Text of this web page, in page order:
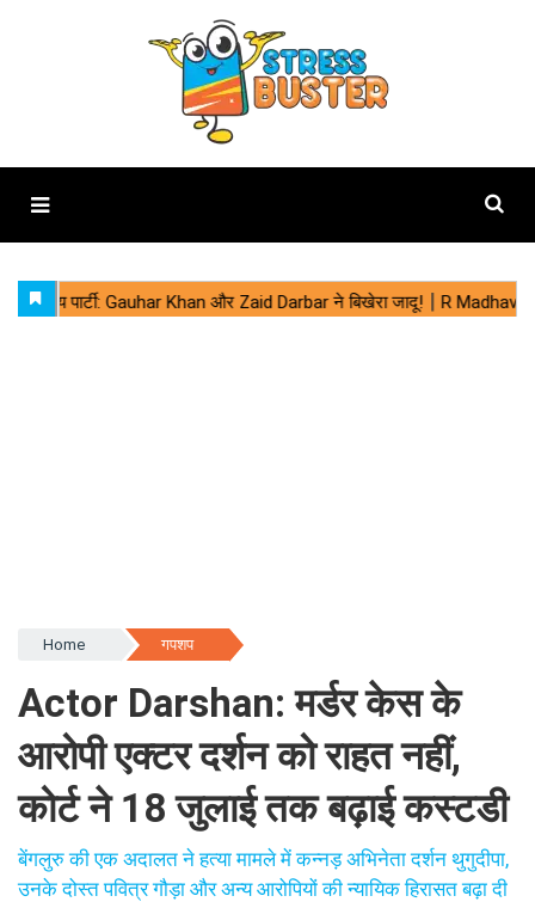
Home गपशप
Actor Darshan: मर्डर केस के
आरोपी एक्टर दर्शन को राहत नहीं,
कोर्ट ने 18 जुलाई तक बढ़ाई कस्टडी
बेंगलुरु की एक अदालत ने हत्या मामले में कन्नड़ अभिनेता दर्शन थुगुदीपा,
उनके दोस्त पवित्र गौड़ा और अन्य आरोपियों की न्यायिक हिरासत बढ़ा दी